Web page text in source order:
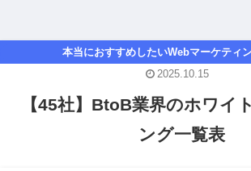
本当におすすめしたいWebマーケティ
【45社】BtoB業界のホワイ
ング一覧表
2025.10.15